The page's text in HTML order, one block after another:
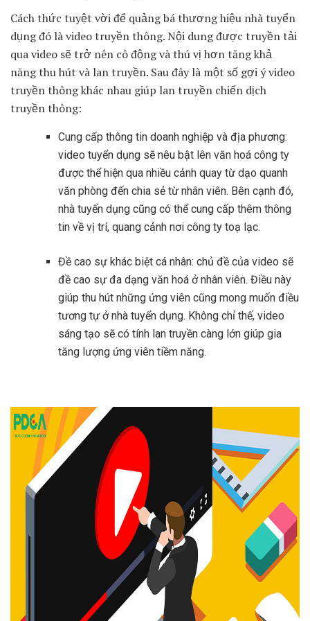
Cách thức tuyệt vời để quảng bá thương hiệu nhà tuyển
dụng đó là video truyền thông. Nội dung được truyền tải
qua video sẽ trở nên cô động và thú vị hơn tăng khả
năng thu hút và lan truyền. Sau đây là một số gợi ý video
truyền thông khác nhau giúp lan truyền chiến dịch
truyền thông:
Cung cấp thông tin doanh nghiệp và địa phương:
video tuyển dụng sẽ nêu bật lên văn hoá công ty
được thể hiện qua nhiều cảnh quay từ dạo quanh
văn phòng đến chia sẻ từ nhân viên. Bên cạnh đó,
nhà tuyển dụng cũng có thể cung cấp thêm thông
tin về vị trí, quang cảnh nơi công ty toạ lạc.
Đề cao sự khác biệt cá nhân: chủ đề của video sẽ
đề cao sự đa dạng văn hoá ở nhân viên. Điều này
giúp thu hút những ứng viên cũng mong muốn điều
tương tự ở nhà tuyển dụng. Không chỉ thế, video
sáng tạo sẽ có tính lan truyền càng lớn giúp gia
tăng lượng ứng viên tiềm năng.